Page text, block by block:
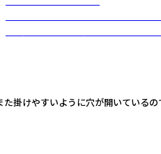
掛けやすいように穴が開